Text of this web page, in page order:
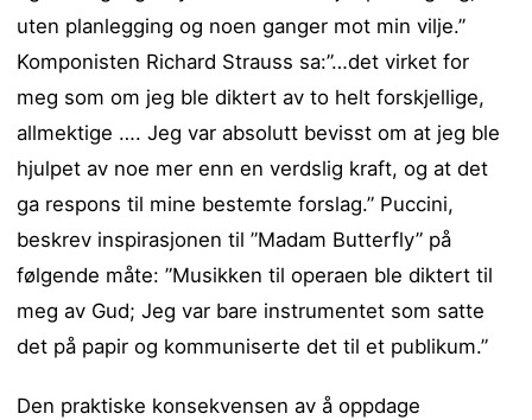
uten planlegging og noen ganger mot min vilje.”
Komponisten Richard Strauss sa:”…det virket for
meg som om jeg ble diktert av to helt forskjellige,
allmektige …. Jeg var absolutt bevisst om at jeg ble
hjulpet av noe mer enn en verdslig kraft, og at det
ga respons til mine bestemte forslag.” Puccini,
beskrev inspirasjonen til ”Madam Butterfly” på
følgende måte: ”Musikken til operaen ble diktert til
meg av Gud; Jeg var bare instrumentet som satte
det på papir og kommuniserte det til et publikum.”
Den praktiske konsekvensen av å oppdage